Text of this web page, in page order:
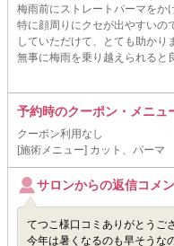
梅雨前にストレートパーマをか
特に顔周りにクセが出やすいの
していただけて、とても助かり
無事に梅雨を乗り越えられると
予約時のクーポン・メニュ
クーポン利用なし
[施術メニュー] カット、パーマ
サロンからの返信コメ
てつこ様口コミありがとうご
今年は暑くなるのも早そうな